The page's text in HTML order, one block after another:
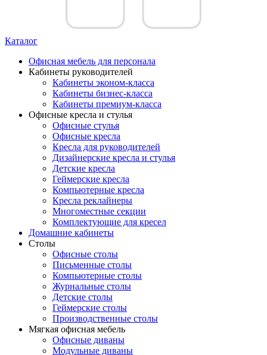
Каталог
Офисная мебель для персонала
Кабинеты руководителей
Кабинеты эконом-класса
Кабинеты бизнес-класса
Кабинеты премиум-класса
Офисные кресла и стулья
Офисные стулья
Офисные кресла
Кресла для руководителей
Дизайнерские кресла и стулья
Детские кресла
Геймерские кресла
Компьютерные кресла
Кресла реклайнеры
Многоместные секции
Комплектующие для кресел
Домашние кабинеты
Столы
Офисные столы
Письменные столы
Компьютерные столы
Журнальные столы
Детские столы
Геймерские столы
Производственные столы
Мягкая офисная мебель
Офисные диваны
Модульные диваны